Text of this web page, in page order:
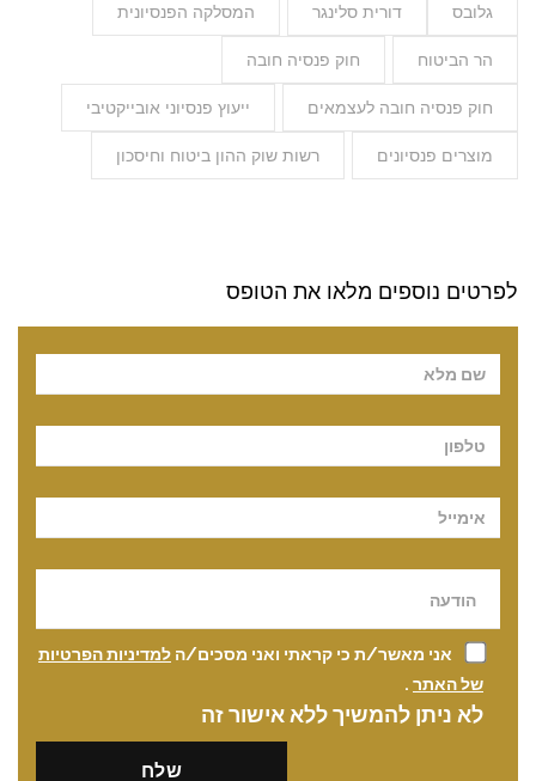
גלובס דורית סלינגר המסלקה הפנסיונית
הר הביטוח חוק פנסיה חובה
חוק פנסיה חובה לעצמאים ייעוץ פנסיוני אובייקטיבי
מוצרים פנסיונים רשות שוק ההון ביטוח וחיסכון
לפרטים נוספים מלאו את הטופס
אני מאשר/ת כי קראתי ואני מסכים/ה למדיניות הפרטיות
של האתר .
לא ניתן להמשיך ללא אישור זה